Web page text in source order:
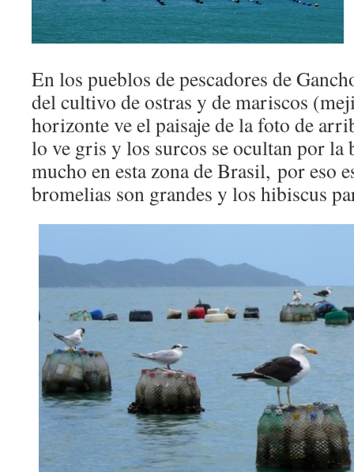
En los pueblos de pescadores de
del cultivo de ostras y de mariscos
horizonte ve el paisaje de la foto de
lo ve gris y los surcos se ocultan por la
mucho en esta zona de Brasil, por eso
bromelias son grandes y los hibiscus